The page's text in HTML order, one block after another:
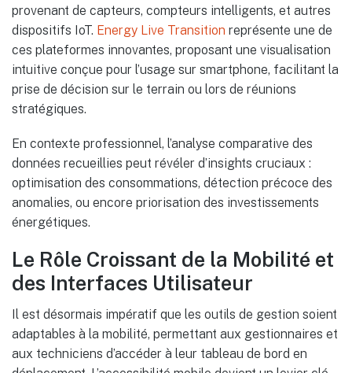
provenant de capteurs, compteurs intelligents, et autres
dispositifs IoT. Energy Live Transition représente une de
ces plateformes innovantes, proposant une visualisation
intuitive conçue pour l’usage sur smartphone, facilitant la
prise de décision sur le terrain ou lors de réunions
stratégiques.
En contexte professionnel, l’analyse comparative des
données recueillies peut révéler d’insights cruciaux :
optimisation des consommations, détection précoce des
anomalies, ou encore priorisation des investissements
énergétiques.
Le Rôle Croissant de la Mobilité et
des Interfaces Utilisateur
Il est désormais impératif que les outils de gestion soient
adaptables à la mobilité, permettant aux gestionnaires et
aux techniciens d’accéder à leur tableau de bord en